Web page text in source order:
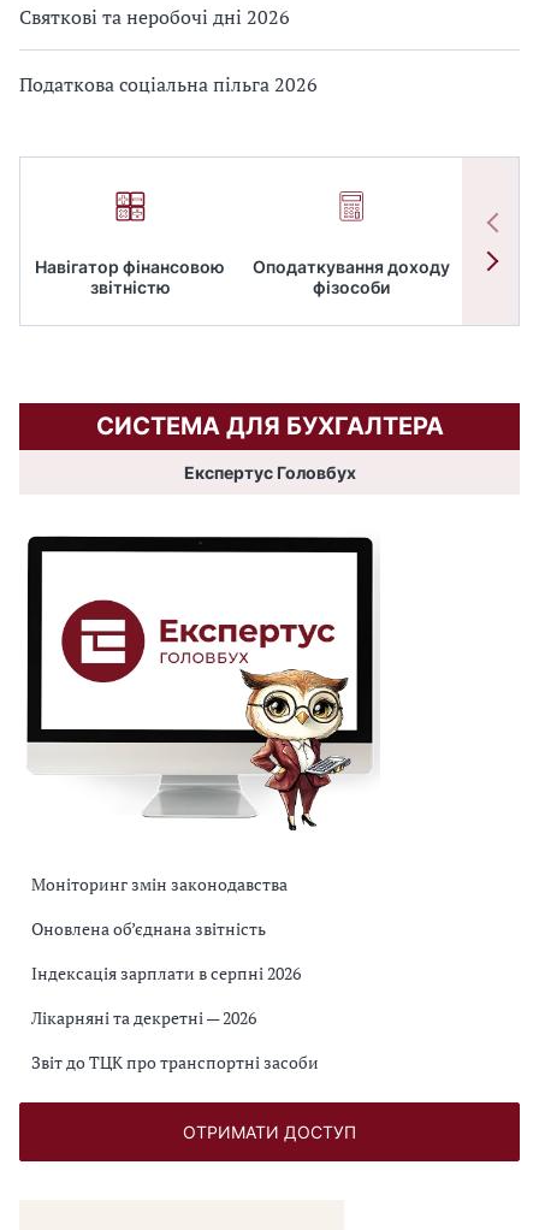
Святкові та неробочі дні 2026
Податкова соціальна пільга 2026
Навігатор фінансовою
звітністю
Оподаткування доходу
фізособи
СИСТЕМА ДЛЯ БУХГАЛТЕРА
Експертус Головбух
Моніторинг змін законодавства
Оновлена об’єднана звітність
Індексація зарплати в серпні 2026
Лікарняні та декретні — 2026
Звіт до ТЦК про транспортні засоби
ОТРИМАТИ ДОСТУП